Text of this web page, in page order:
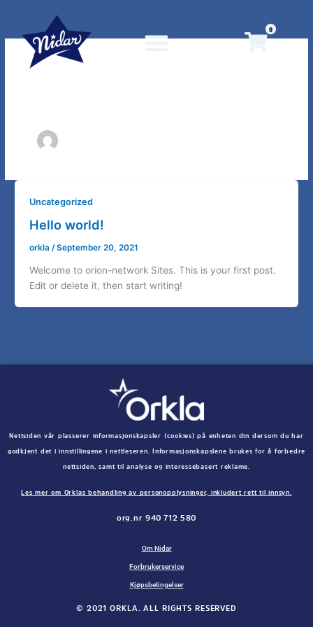
content
0
Uncategorized
Hello world!
orkla /September 20, 2021
Welcome to orion-network Sites. This is your first post.
Edit or delete it, then start writing!
Nettsiden vår plasserer informasjonskapsler (cookies) på enheten din dersom du har
godkjent det i innstillingene i nettleseren. Informasjonskapslene brukes for å forbedre
nettsiden, samt til analyse og interessebasert reklame.
Les mer om Orklas behandling av personopplysninger, inkludert rett til innsyn.
org.nr 940 712 580
Om Nidar
Forbrukerservice
Kjøpsbetingelser
© 2021 ORKLA. ALL RIGHTS RESERVED